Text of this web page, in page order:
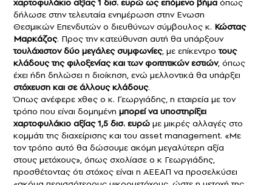
χαρτοφυλάκιο αξίας 1 δισ. ευρώ ως επόμενο βήμα όπως
δήλωσε στην τελευταία ενημέρωση στην Ενωση
Θεσμικών Επενδυτών ο διευθύνων σύμβουλος κ. Κώστας
Μαρκάζος. Προς την κατεύθυνση αυτή θα υπάρξουν
τουλάχιστον δύο μεγάλες συμφωνίες, με επίκεντρο τους
κλάδους της φιλοξενίας και των φοιτητικών εστιών, όπως
έχει ήδη δηλώσει η διοίκηση, ενώ μελλοντικά θα υπάρξει
στόχευση και σε άλλους κλάδους.
Όπως ανέφερε χθeς ο κ. Γεωργιάδης, η εταιρεία με τον
τρόπο που είναι δομημένη μπορεί να υποστηρίξει
χαρτοφυλάκιο αξίας 1,5 δισ. ευρώ με μικρές αλλαγές στο
κομμάτι της διαχείρισης και του asset management. «Με
τον τρόπο αυτό θα δώσουμε ακόμη μεγαλύτερη αξία
στους μετόχους», όπως σχολίασε ο κ Γεωργιάδης,
προσθέτοντας ότι στόχος είναι η ΑΕΕΑΠ να προσελκύσει